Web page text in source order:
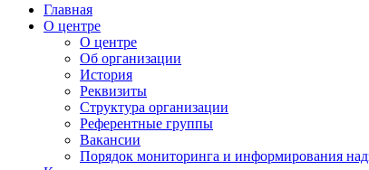
Главная
О центре
О центре
Об организации
История
Реквизиты
Структура организации
Референтные группы
Вакансии
Порядок мониторинга и информирования